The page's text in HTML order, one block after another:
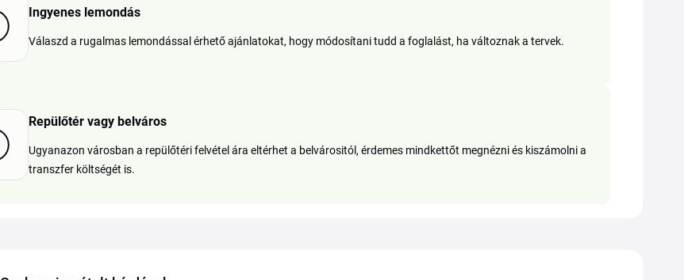
Ingyenes lemondás
Válaszd a rugalmas lemondással érhető ajánlatokat, hogy módosítani tudd a foglalást, ha változnak a tervek.
Repülőtér vagy belváros
Ugyanazon városban a repülőtéri felvétel ára eltérhet a belvárositól, érdemes mindkettőt megnézni és kiszámolni a
transzfer költségét is.